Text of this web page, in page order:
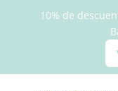
10% de